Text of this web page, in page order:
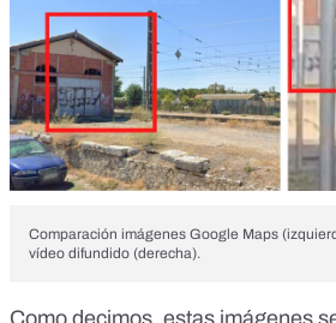
Comparación imágenes Google Maps
vídeo difundido (derecha).
Como decimos, estas imágenes